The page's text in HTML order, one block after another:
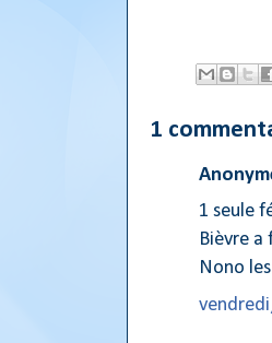
1
1 seule
Bièvre a
Nono